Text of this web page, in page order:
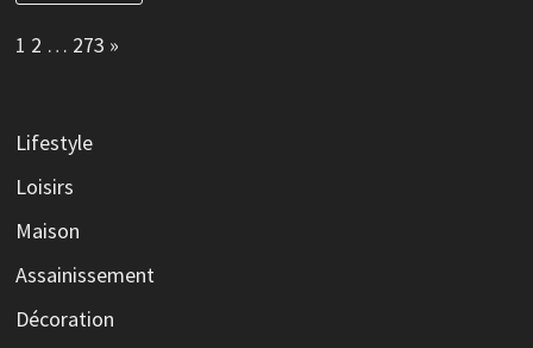
Page:
1 2 … 273 Next
»
Lifestyle
Loisirs
Maison
Assainissement
Décoration